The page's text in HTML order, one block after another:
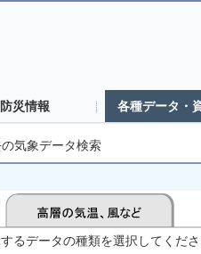
防災情報 各種データ・
気象データ検索
るデータの種類を選択してくだ